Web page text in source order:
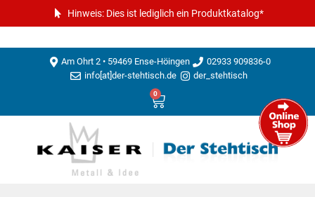
Hinweis: Dies ist lediglich ein Produktkatalog*
Am Ohrt 2 • 59469 Ense-Höingen
02933 909836-0
info[at]der-stehtisch.de
der_stehtisch
0